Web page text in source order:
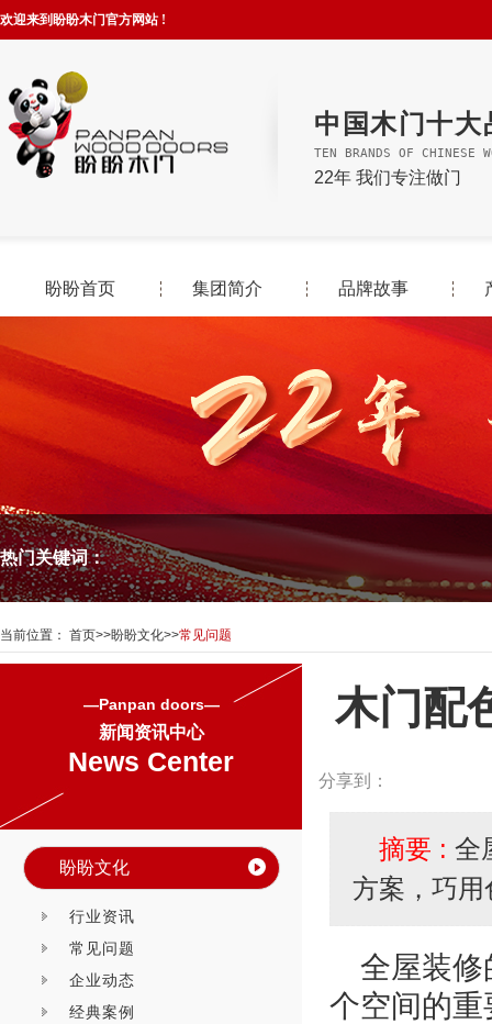
欢迎来到盼盼木门官方网站 !
中国木门十大
TEN BRANDS OF CHINESE
22年 我们专注做门
盼盼首页 集团简介 品牌故事
热门关键词：
当前位置： 首页>>盼盼文化>>常见问题
—Panpan doors—
新闻资讯中心
News Center
盼盼文化
行业资讯
常见问题
企业动态
经典案例
木门配
分享到：
摘要 : 全
方案，巧
全屋装修
个空间的